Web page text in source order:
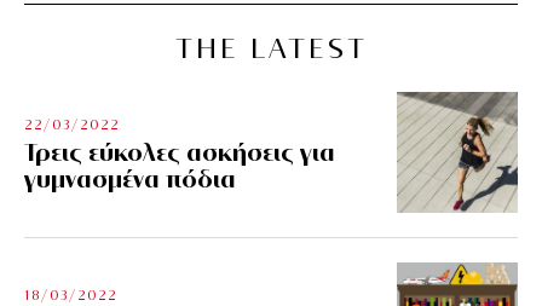
THE LATEST
22/03/2022
Τρεις εύκολες ασκήσεις για
γυμνασμένα πόδια
18/03/2022